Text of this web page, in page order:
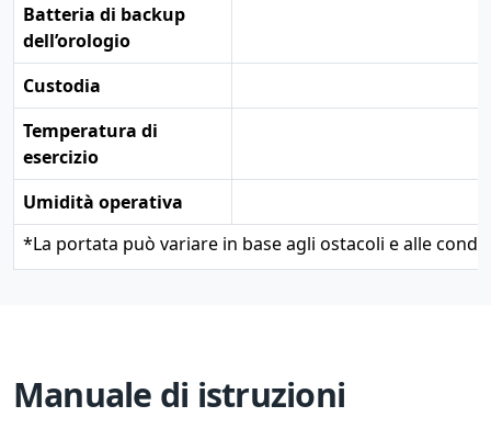
Batteria di backup
dell’orologio
Custodia
Temperatura di
esercizio
Umidità operativa
*La portata può variare in base agli ostacoli e alle
Manuale di istruzioni